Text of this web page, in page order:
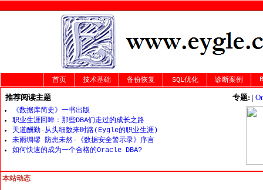
首页 技术基础 备份恢复 SQL优化 诊断案例
推荐阅读主题 专题: |
《数据库简史》一书出版
职业生涯回眸：那些DBA们走过的成长之路
天道酬勤-从头细数来时路(Eygle的职业生涯)
未雨绸缪 防患未然-《数据安全警示录》序言
如何快速的成为一个合格的Oracle DBA?
本站动态